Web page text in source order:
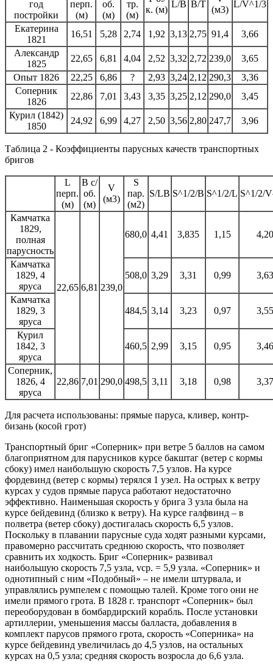
год
постройки
перп.
(м)
об.
(м)
тр.
(м)
к. (м)
L/В В/Т
(м3)
L/V^1/3
Екатерина
1821
16,51 5,28 2,74 1,92 3,13 2,75 91,4
3,66
Александр
1825
22,65 6,81 4,04 2,52 3,32 2,72 239,0
3,65
Опыт 1826
22,25 6,86 ? 2,93 3,24 2,12 290,3
3,36
Соперник
1826
22,86 7,01 3,43 3,35 3,25 2,12 290,0
3,45
Курил (1842)
1850
24,92 6,99 4,27 2,50 3,56 2,80 247,7 3,96
Таблица 2 - Коэффициенты парусных качеств транспортных
бригов
L
перп.
(м)
В с/
об.
(м)
V
(м3)
S
пар.
(м2)
S/LВ S^1/2/B S^1/2/L S^1/2/
Камчатка
1829,
полная
парусность
22,65 6,81 239,0
680,0 4,41 3,835 1,15 4,20
Камчатка
1829, 4
яруса
508,0 3,29 3,31 0,99 3,63
Камчатка
1829, 3
яруса
484,5 3,14 3,23 0,97 3,55
Курил
1842, 3
яруса
460,5 2,99 3,15 0,95 3,46
Соперник,
1826, 4
яруса
22,86 7,01 290,0 498,5 3,11 3,18 0,98 3,37
Для расчета использованы: прямые паруса, кливер, контр-
бизань (косой грот)
Транспортный бриг «Соперник» при ветре 5 баллов на самом
благоприятном для парусников курсе бакштаг (ветер с кормы
сбоку) имел наибольшую скорость 7,5 узлов. На курсе
фордевинд (ветер с кормы) терялся 1 узел. На острых к ветру
курсах у судов прямые паруса работают недостаточно
эффективно. Наименьшая скорость у брига 3 узла была на
курсе бейдевинд (близко к ветру). На курсе галфвинд – в
полветра (ветер сбоку) достигалась скорость 6,5 узлов.
Поскольку в плавании парусные суда ходят разными курсами,
правомерно рассчитать среднюю скорость, что позволяет
сравнить их ходкость. Бриг «Соперник» развивал
наибольшую скорость 7,5 узла, vср. = 5,9 узла. «Соперник» и
однотипный с ним «Подобный» – не имели штурвала, и
управлялись румпелем с помощью талей. Кроме того они не
имели прямого грота. В 1828 г. транспорт «Соперник» был
переоборудован в бомбардирский корабль. После установки
артиллерии, уменьшения массы балласта, добавления в
комплект парусов прямого грота, скорость «Соперника» на
курсе бейдевинд увеличилась до 4,5 узлов, на остальных
курсах на 0,5 узла; средняя скорость возросла до 6,6 узла.